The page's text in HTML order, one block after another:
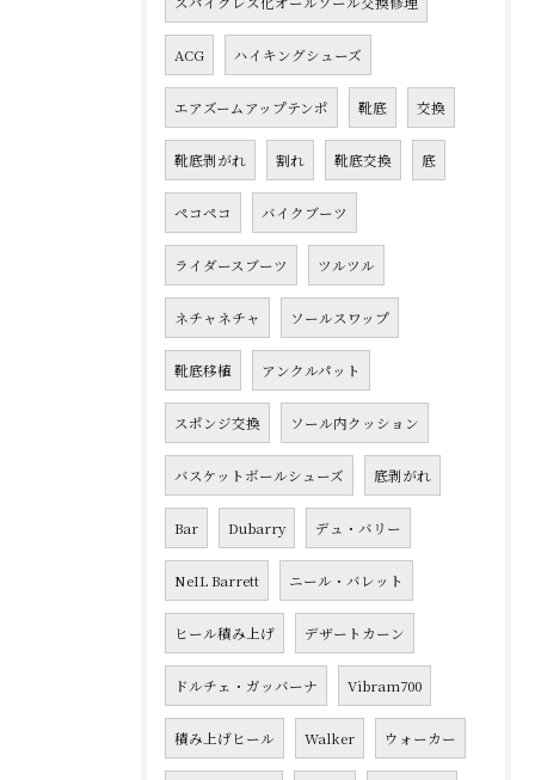
ACG ハイキングシューズ
エアズームアップテンポ 靴底 交換
靴底剥がれ 割れ 靴底交換 底
ペコペコ バイクブーツ
ライダースブーツ ツルツル
ネチャネチャ ソールスワップ
靴底移植 アンクルパット
スポンジ交換 ソール内クッション
バスケットボールシューズ 底剥がれ
Bar Dubarry デュ・バリー
NeIL Barrett ニール・バレット
ヒール積み上げ デザートカーン
ドルチェ・ガッバーナ Vibram700
積み上げヒール Walker ウォーカー